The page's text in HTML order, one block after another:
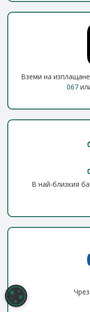
Вземи на
067
В най-близкия
НАСТРОЙКИ НА